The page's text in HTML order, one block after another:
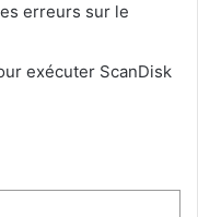
erreurs sur le
exécuter ScanDisk